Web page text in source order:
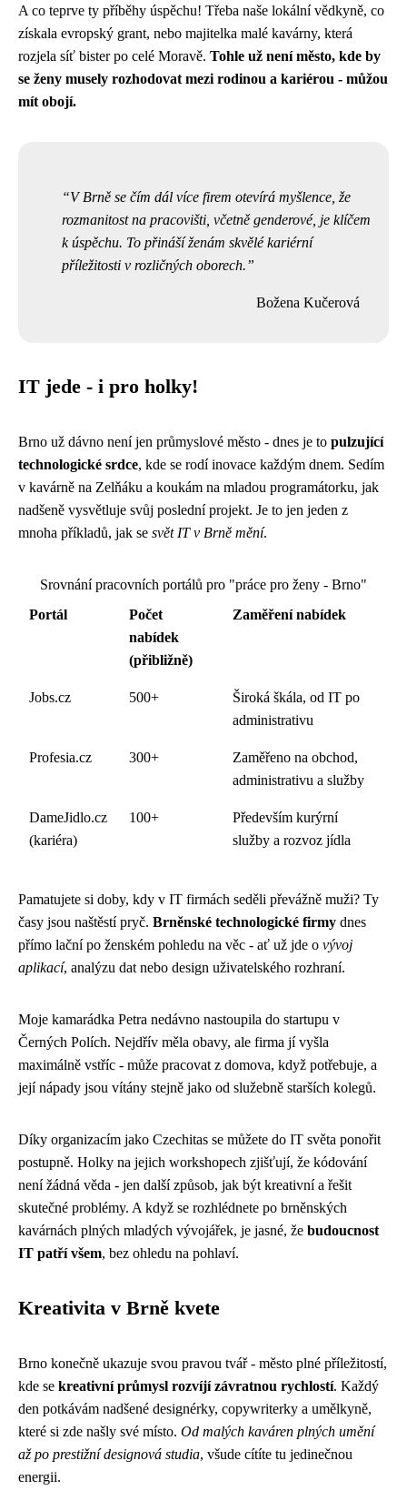
A co teprve ty příběhy úspěchu! Třeba naše lokální vědkyně, co
získala evropský grant, nebo majitelka malé kavárny, která
rozjela síť bister po celé Moravě. Tohle už není město, kde by
se ženy musely rozhodovat mezi rodinou a kariérou - můžou
mít obojí.
V Brně se čím dál více firem otevírá myšlence, že
rozmanitost na pracovišti, včetně genderové, je klíčem
k úspěchu. To přináší ženám skvělé kariérní
příležitosti v rozličných oborech.
Božena Kučerová
IT jede - i pro holky!
Brno už dávno není jen průmyslové město - dnes je to pulzující
technologické srdce, kde se rodí inovace každým dnem. Sedím
v kavárně na Zelňáku a koukám na mladou programátorku, jak
nadšeně vysvětluje svůj poslední projekt. Je to jen jeden z
mnoha příkladů, jak se svět IT v Brně mění.
Srovnání pracovních portálů pro "práce pro ženy - Brno"
Portál
Počet
nabídek
(přibližně)
Zaměření nabídek
Jobs.cz 500+
Široká škála, od IT po
administrativu
Profesia.cz 300+
Zaměřeno na obchod,
administrativu a služby
DameJidlo.cz
(kariéra)
100+
Především kurýrní
služby a rozvoz jídla
Pamatujete si doby, kdy v IT firmách seděli převážně muži? Ty
časy jsou naštěstí pryč. Brněnské technologické firmy dnes
přímo lační po ženském pohledu na věc - ať už jde o vývoj
aplikací, analýzu dat nebo design uživatelského rozhraní.
Moje kamarádka Petra nedávno nastoupila do startupu v
Černých Polích. Nejdřív měla obavy, ale firma jí vyšla
maximálně vstříc - může pracovat z domova, když potřebuje, a
její nápady jsou vítány stejně jako od služebně starších kolegů.
Díky organizacím jako Czechitas se můžete do IT světa ponořit
postupně. Holky na jejich workshopech zjišťují, že kódování
není žádná věda - jen další způsob, jak být kreativní a řešit
skutečné problémy. A když se rozhlédnete po brněnských
kavárnách plných mladých vývojářek, je jasné, že budoucnost
IT patří všem, bez ohledu na pohlaví.
Kreativita v Brně kvete
Brno konečně ukazuje svou pravou tvář - město plné příležitostí,
kde se kreativní průmysl rozvíjí závratnou rychlostí. Každý
den potkávám nadšené designérky, copywriterky a umělkyně,
které si zde našly své místo. Od malých kaváren plných umění
až po prestižní designová studia, všude cítíte tu jedinečnou
energii.